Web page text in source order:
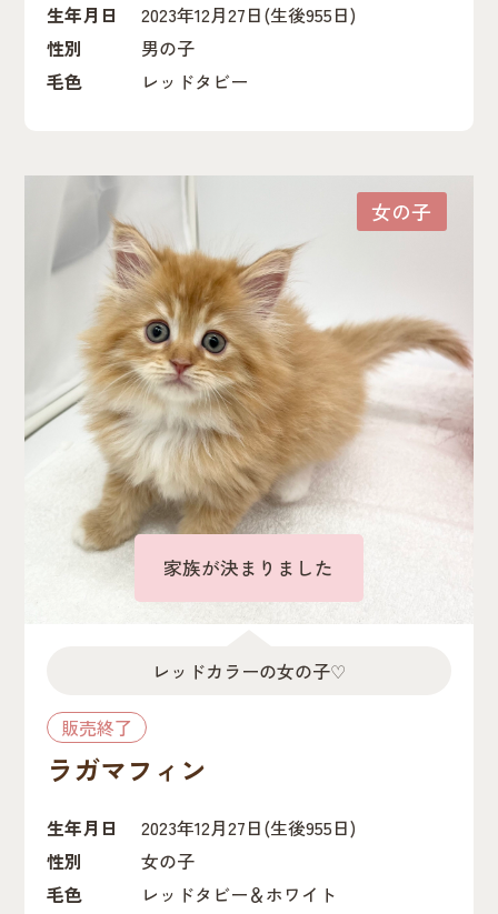
生年月日 2023年12月27日(生後955日)
性別
男の子
毛色
レッドタビー
女の子
家族が決まりました
レッドカラーの女の子♡
販売終了
ラガマフィン
生年月日 2023年12月27日(生後955日)
性別
女の子
毛色
レッドタビー＆ホワイト